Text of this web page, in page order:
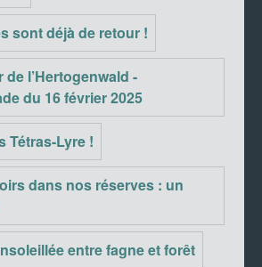
sont déjà de retour !
l’Hertogenwald -
du 16 février 2025
Tétras-Lyre !
dans nos réserves : un
entre fagne et forêt